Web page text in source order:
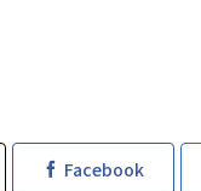
Facebook